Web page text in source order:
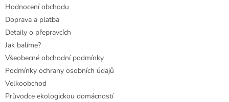
Hodnocení obchodu
Doprava a platba
Detaily o přepravcích
Jak balíme?
Všeobecné obchodní podmínky
Podmínky ochrany osobních údajů
Velkoobchod
Průvodce ekologickou domácností